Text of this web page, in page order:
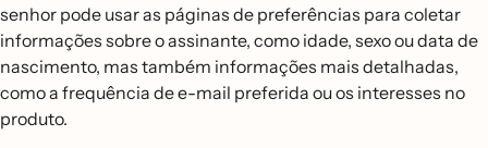
senhor pode usar as páginas de preferências para coletar
informações sobre o assinante, como idade, sexo ou data de
nascimento, mas também informações mais detalhadas,
como a frequência de e-mail preferida ou os interesses no
produto.